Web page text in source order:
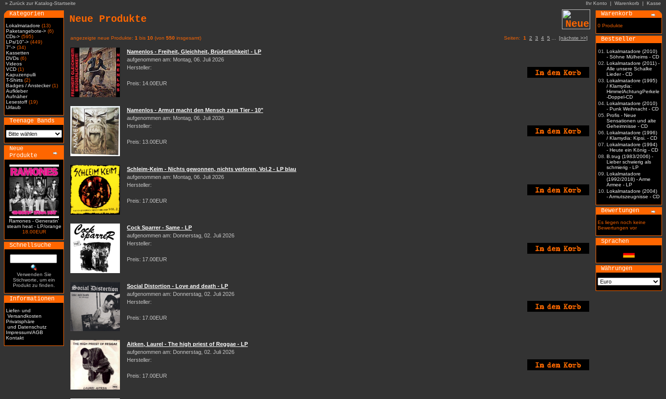
» Zurück zur Katalog-Startseite Ihr Konto | Warenkorb | Kasse
Kategorien
Lokalmatadore (13)
Paketangebote-> (6)
CDs-> (595)
LPs/10"-> (449)
7"-> (34)
Kassetten
DVDs (6)
Videos
VCD (1)
Kapuzenpulli
T-Shirts (2)
Badges / Anstecker(1)
Aufkleber
Aufnäher
Lesestoff (19)
Urlaub
Teenage Bands
Neue
Produkte
Ramones - Generatin'
steam heat - LP/orange
18.00EUR
Schnellsuche
Verwenden Sie
Stichworte, um ein
Produkt zu finden.
Informationen
Liefer- und
Versandkosten
Privatsphäre
und Datenschutz
Impressum/AGB
Kontakt
Neue Produkte
angezeigte neue Produkte: 1 bis 10 (von 550 insgesamt) Seiten: 1 2 3 4 5 [nächste >>]
Namenlos - Freiheit, Gleichheit, Brüderlichkeit! - LP
aufgenommen am: Montag, 06. Juli 2026
Hersteller:
Preis: 14.00EUR
Namenlos - Armut macht den Mensch zum Tier - 10"
aufgenommen am: Montag, 06. Juli 2026
Hersteller:
Preis: 13.00EUR
Schleim-Keim - Nichts gewonnen, nichts verloren, Vol.2 - LP blau
aufgenommen am: Montag, 06. Juli 2026
Hersteller:
Preis: 17.00EUR
Cock Sparrer - Same - LP
aufgenommen am: Donnerstag, 02. Juli 2026
Hersteller:
Preis: 17.00EUR
Social Distortion - Love and death - LP
aufgenommen am: Donnerstag, 02. Juli 2026
Hersteller:
Preis: 17.00EUR
Aitken, Laurel - The high priest of Reggae - LP
aufgenommen am: Donnerstag, 02. Juli 2026
Hersteller:
Preis: 17.00EUR
Warenkorb
0 Produkte
Bestseller
01.
Lokalmatadore (2010)
- Söhne Mülheims - CD
02. Lokalmatadore (2011) -
Alle unsere Schalke
Lieder - CD
03. Lokalmatadore (1995)
/ Klamydia:
HimmelAchtungPerkele
-Doppel-CD
04. Lokalmatadore (2010)
- Punk Weihnacht - CD
05. Profis - Neue
Sensationen und alte
Geheimnisse - CD
06. Lokalmatadore (1996)
/ Klamydia: Kipsi. - CD
07. Lokalmatadore (1994)
- Heute ein König - CD
08. B.trug (1983/2006) -
Lieber schwierig als
schmierig - LP
09. Lokalmatadore
(1992/2018) - Arme
Armee - LP
10. Lokalmatadore (2004)
- Armutszeugnisse - CD
Bewertungen
Es liegen noch keine
Bewertungen vor
Sprachen
Währungen